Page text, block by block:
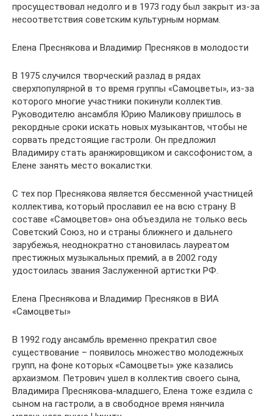
просуществовал недолго и в 1973 году был закрыт из-за
несоответствия советским культурным нормам.
Елена Преснякова и Владимир Пресняков в молодости
В 1975 случился творческий разлад в рядах
сверхпопулярной в то время группы «Самоцветы», из-за
которого многие участники покинули коллектив.
Руководителю ансамбля Юрию Маликову пришлось в
рекордные сроки искать новых музыкантов, чтобы не
сорвать предстоящие гастроли. Он предложил
Владимиру стать аранжировщиком и саксофонистом, а
Елене занять место вокалистки.
С тех пор Преснякова является бессменной участницей
коллектива, который прославил ее на всю страну. В
составе «Самоцветов» она объездила не только весь
Советский Союз, но и страны ближнего и дальнего
зарубежья, неоднократно становилась лауреатом
престижных музыкальных премий, а в 2002 году
удостоилась звания Заслуженной артистки РФ.
Елена Преснякова и Владимир Пресняков в ВИА
«Самоцветы»
В 1992 году ансамбль временно прекратил свое
существование – появилось множество молодежных
групп, на фоне которых «Самоцветы» уже казались
архаизмом. Петрович ушел в коллектив своего сына,
Владимира Преснякова-младшего, Елена тоже ездила с
сыном на гастроли, а в свободное время нянчила